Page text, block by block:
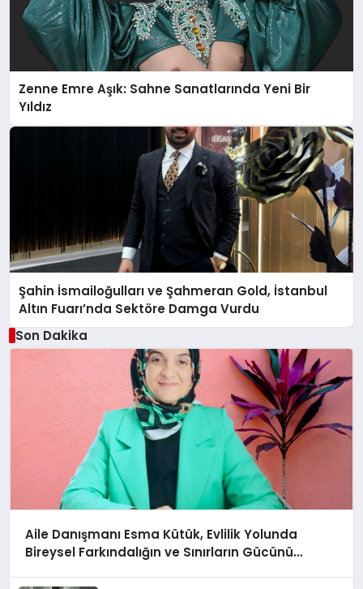
Zenne Emre Aşık: Sahne Sanatlarında Yeni Bir
Yıldız
Şahin İsmailoğulları ve Şahmeran Gold, İstanbul
Altın Fuarı’nda Sektöre Damga Vurdu
Son Dakika
Aile Danışmanı Esma Kütük, Evlilik Yolunda
Bireysel Farkındalığın ve Sınırların Gücünü